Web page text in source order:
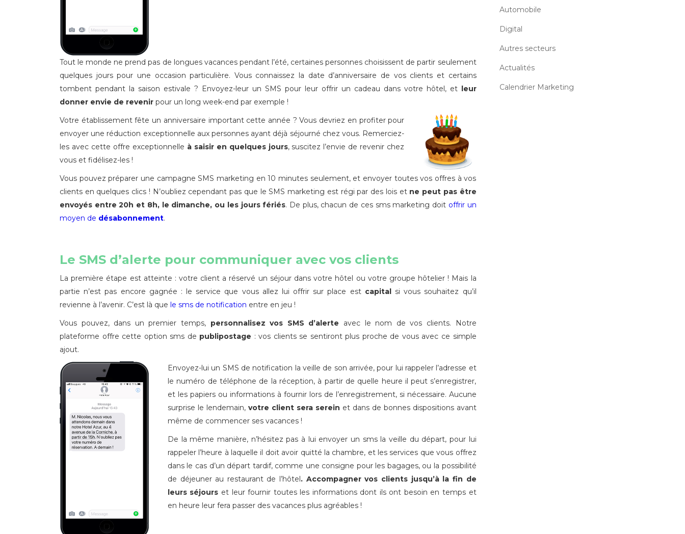
Tout le monde ne prend pas de longues vacances pendant l’été, certaines personnes choisissent de partir seulement
quelques jours pour une occasion particulière. Vous connaissez la date d’anniversaire de vos clients et certains
tombent pendant la saison estivale ? Envoyez-leur un SMS pour leur offrir un cadeau dans votre hôtel, et leur
donner envie de revenir pour un long week-end par exemple !
Votre établissement fête un anniversaire important cette année ? Vous devriez en profiter pour
envoyer une réduction exceptionnelle aux personnes ayant déjà séjourné chez vous. Remerciez-
les avec cette offre exceptionnelle à saisir en quelques jours, suscitez l’envie de revenir chez
vous et fidélisez-les !
Vous pouvez préparer une campagne SMS marketing en 10 minutes seulement, et envoyer toutes vos offres à vos
clients en quelques clics ! N’oubliez cependant pas que le SMS marketing est régi par des lois et ne peut pas être
envoyés entre 20h et 8h, le dimanche, ou les jours fériés. De plus, chacun de ces sms marketing doit offrir un
moyen de désabonnement.
Le SMS d’alerte pour communiquer avec vos clients
La première étape est atteinte : votre client a réservé un séjour dans votre hôtel ou votre groupe hôtelier ! Mais la
partie n’est pas encore gagnée : le service que vous allez lui offrir sur place est capitalsi vous souhaitez qu’il
revienne à l’avenir. C’est là que le sms de notification entre en jeu !
Vous pouvez, dans un premier temps, personnalisez vos SMS d’alerte avec le nom de vos clients. Notre
plateforme offre cette option sms de publipostage : vos clients se sentiront plus proche de vous avec ce simple
ajout.
Envoyez-lui un SMS de notification la veille de son arrivée, pour lui rappeler l’adresse et
le numéro de téléphone de la réception, à partir de quelle heure il peut s’enregistrer,
et les papiers ou informations à fournir lors de l’enregistrement, si nécessaire. Aucune
surprise le lendemain, votre client sera serein et dans de bonnes dispositions avant
même de commencer ses vacances !
De la même manière, n’hésitez pas à lui envoyer un sms la veille du départ, pour lui
rappeler l’heure à laquelle il doit avoir quitté la chambre, et les services que vous offrez
dans le cas d’un départ tardif, comme une consigne pour les bagages, ou la possibilité
de déjeuner au restaurant de l’hôtel. Accompagner vos clients jusqu’à la fin de
leurs séjours et leur fournir toutes les informations dont ils ont besoin en temps et
en heure leur fera passer des vacances plus agréables !
Automobile
Digital
Autres secteurs
Actualités
Calendrier Marketing